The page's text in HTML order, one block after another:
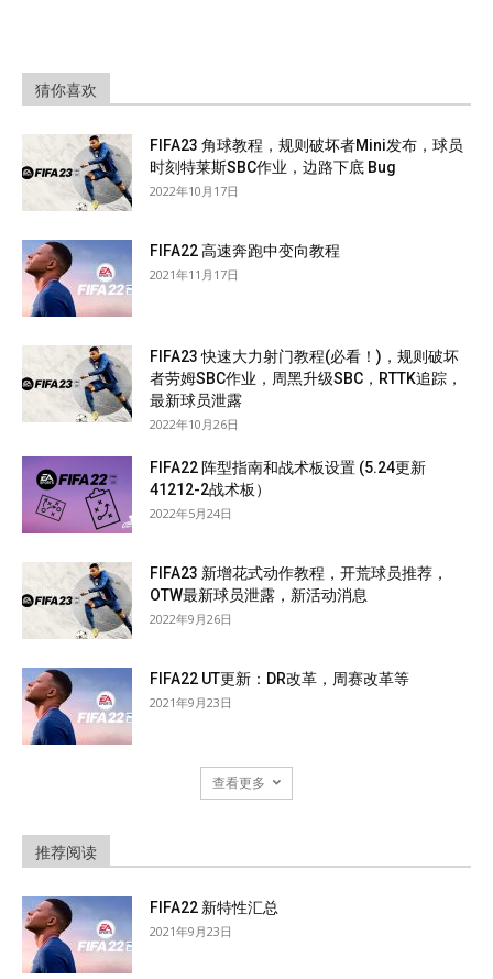
猜你喜欢
FIFA23 角球教程，规则破坏者Mini发布，球员
时刻特莱斯SBC作业，边路下底 Bug
2022年10月17日
FIFA22 高速奔跑中变向教程
2021年11月17日
FIFA23 快速大力射门教程(必看！)，规则破坏
者劳姆SBC作业，周黑升级SBC，RTTK追踪，
最新球员泄露
2022年10月26日
FIFA22 阵型指南和战术板设置 (5.24更新
41212-2战术板）
2022年5月24日
FIFA23 新增花式动作教程，开荒球员推荐，
OTW最新球员泄露，新活动消息
2022年9月26日
FIFA22 UT更新：DR改革，周赛改革等
2021年9月23日
查看更多
推荐阅读
FIFA22 新特性汇总
2021年9月23日